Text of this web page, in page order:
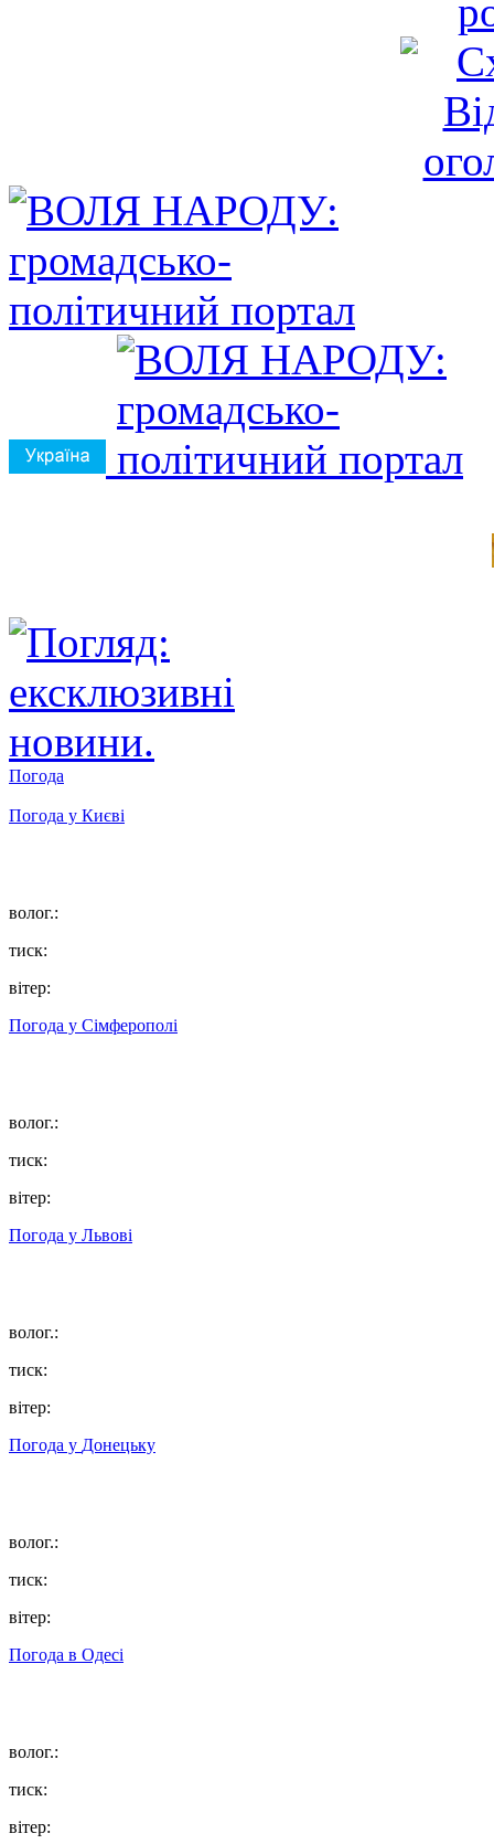
Погода
Погода у Києві
волог.:
тиск:
вітер:
Погода у Сімферополі
волог.:
тиск:
вітер:
Погода у Львові
волог.:
тиск:
вітер:
Погода у Донецьку
волог.:
тиск:
вітер:
Погода в Одесі
волог.:
тиск:
вітер: